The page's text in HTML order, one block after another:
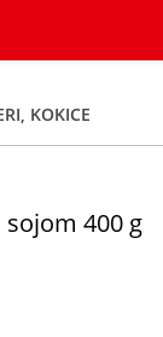
sa sojom
KOKICE
400 g